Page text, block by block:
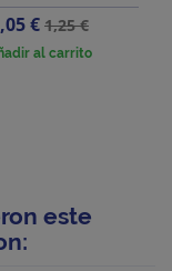
€Precio
base
1,25 €
al carrito
este